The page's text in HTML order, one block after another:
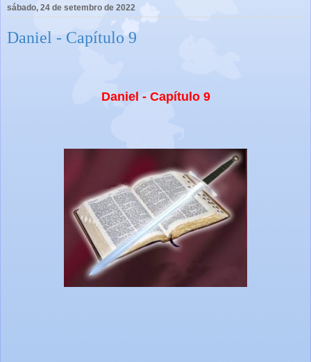
sábado, 24 de setembro de 2022
Daniel - Capítulo 9
Daniel - Capítulo 9